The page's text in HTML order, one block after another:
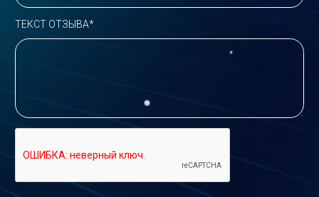
ТЕКСТ ОТЗЫВА*